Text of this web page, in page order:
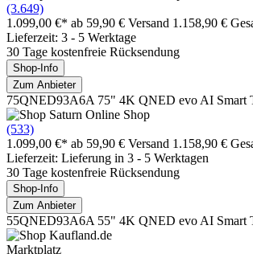
(3.649)
1.099,00 €* ab 59,90 € Versand 1.158,90 €
Lieferzeit: 3 - 5 Werktage
30 Tage kostenfreie Rücksendung
Shop-Info
Zum Anbieter
75QNED93A6A 75" 4K QNED evo AI Smart
(533)
1.099,00 €* ab 59,90 € Versand 1.158,90 €
Lieferzeit: Lieferung in 3 - 5 Werktagen
30 Tage kostenfreie Rücksendung
Shop-Info
Zum Anbieter
55QNED93A6A 55" 4K QNED evo AI Smart
Marktplatz